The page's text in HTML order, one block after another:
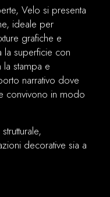
Velo si presenta
ideale per
grafiche e
la superficie con
stampa e
narrativo dove
convivono in modo
decorative sia a